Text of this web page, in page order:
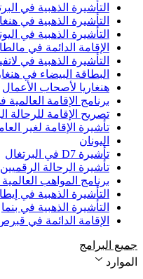
التأشيرة الذهبية في
التأشيرة الذهبية في
التأشيرة الذهبية في
الإقامة الدائمة في مالطا
التأشيرة الذهبية في
البطاقة البيضاء في
هنغاريا لأصحاب الأعمال
برنامج الإقامة
تصريح الإقامة للرحالة
تأشيرة الإقامة لغير
اليونان
تأشيرة D7 في البرتغال
تأشيرة الرحالة
برنامج المواهب
التأشيرة الذهبية في
التأشيرة الذهبية في بنما
الإقامة الدائمة في
جميع البرامج
الموارد